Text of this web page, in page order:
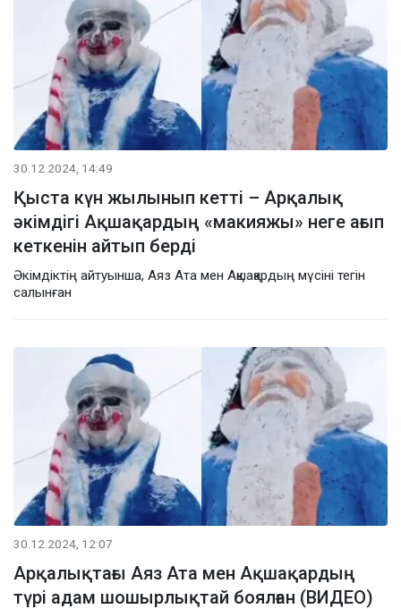
30.12.2024, 14:49
Қыста күн жылынып кетті – Арқалық
әкімдігі Ақшақардың «макияжы» неге ағып
кеткенін айтып берді
Әкімдіктің айтуынша, Аяз Ата мен Ақшақардың мүсіні тегін
салынған
30.12.2024, 12:07
Арқалықтағы Аяз Ата мен Ақшақардың
түрі адам шошырлықтай боялған (ВИДЕО)